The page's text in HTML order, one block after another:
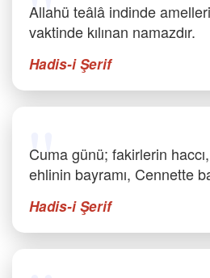
Allahü teâlâ indinde
vaktinde kılınan namazdır.
Hadis-i Şerif
Cuma günü; fakirlerin
ehlinin bayramı, Cennette
Hadis-i Şerif